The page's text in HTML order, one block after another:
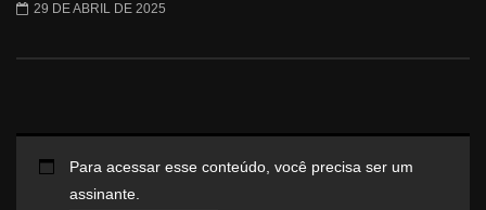
29 DE ABRIL DE 2025
Para acessar esse conteúdo, você precisa ser um
assinante.